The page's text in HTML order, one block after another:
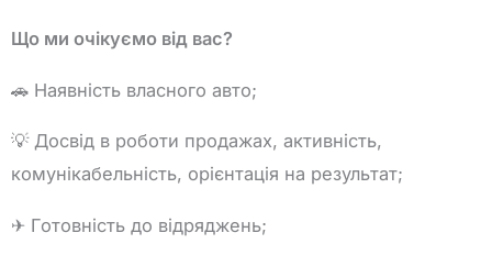
Що ми очікуємо від вас?
🚗 Наявність власного авто;
💡 Досвід в роботи продажах, активність,
комунікабельність, орієнтація на результат;
✈ Готовність до відряджень;